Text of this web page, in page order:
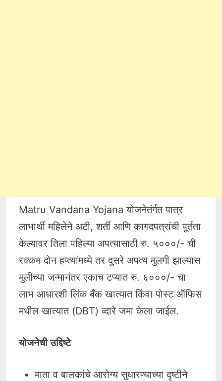
Matru Vandana Yojana योजनेतंर्गत पात्र
लाभार्थी महिलेने अटी, शर्ती आणि कागदपत्रांची पूर्तता
केल्यावर तिला पहिल्या अपत्यासाठी रु. ५०००/- ची
रक्कम दोन हप्त्यांमध्ये तर दुसरे अपत्य मुलगी झाल्यास
मुलीच्या जन्मानंतर एकाच टप्यात रु. ६०००/- चा
लाभ आधारशी लिंक बँक खात्यात किंवा पोस्ट ऑफिस
मधील खात्यात (DBT) व्दारे जमा केला जाईल.
योजनेची उद्दिष्टे
माता व बालकांचे आरोग्य सुधारण्याच्या दृष्टीने